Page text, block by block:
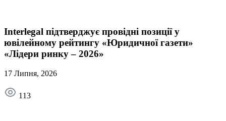
Interlegal підтверджує провідні позиції у
ювілейному рейтингу «Юридичної газети»
«Лідери ринку – 2026»
17 Липня, 2026
113